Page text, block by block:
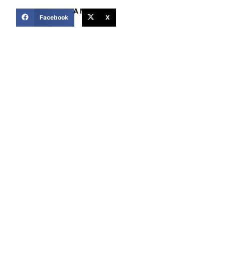
COMPARTIR ESTA NOTICIA
Facebook X